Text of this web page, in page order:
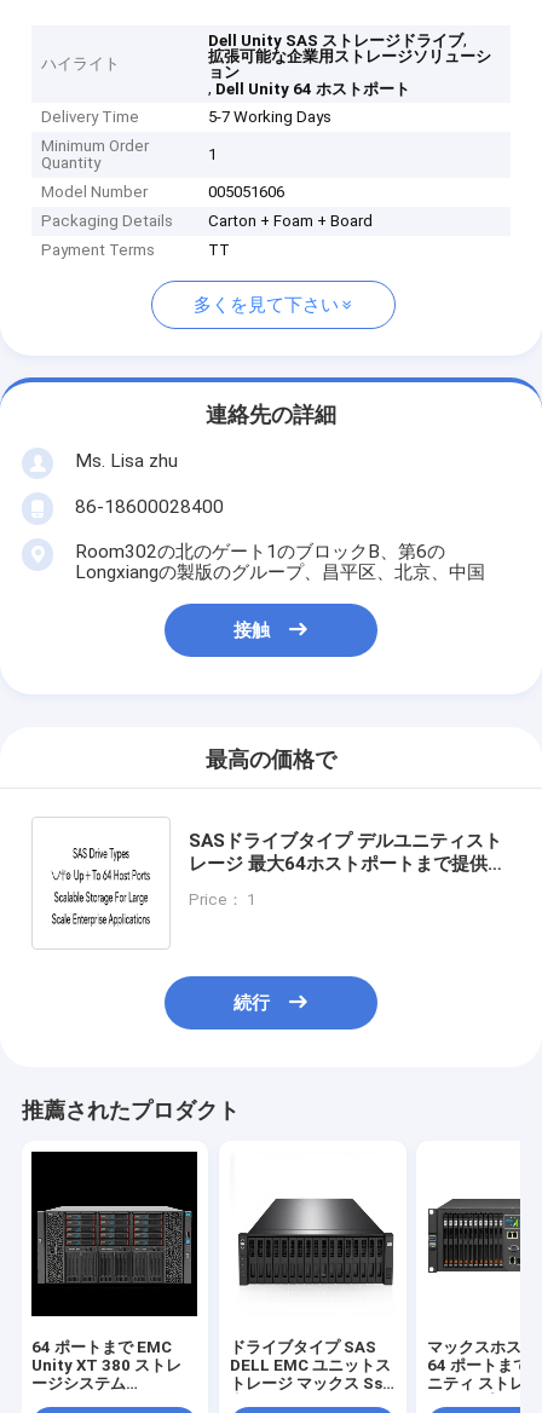
ハイライト
Dell Unity SAS ストレージドライブ,
拡張可能な企業用ストレージソリューシ
ョン
, Dell Unity 64 ホストポート
Delivery Time
5-7 Working Days
Minimum Order
Quantity
1
Model Number
005051606
Packaging Details
Carton + Foam + Board
Payment Terms
TT
多くを見て下さい
連絡先の詳細
Ms. Lisa zhu
86-18600028400
Room302の北のゲート1のブロックB、第6の
Longxiangの製版のグループ、昌平区、北京、中国
接触
最高の価格で
SASドライブタイプ デルユニティスト
レージ 最大64ホストポートまで提供
のスケーラブルストレージ
Price： 1
続行
推薦されたプロダクト
64 ポートまで EMC
Unity XT 380 ストレ
ージシステム
ドライブタイプ SAS
DELL EMC ユニットス
トレージ マックス Ssd
マックスホスト
64 ポートまで
ニティ ストレ